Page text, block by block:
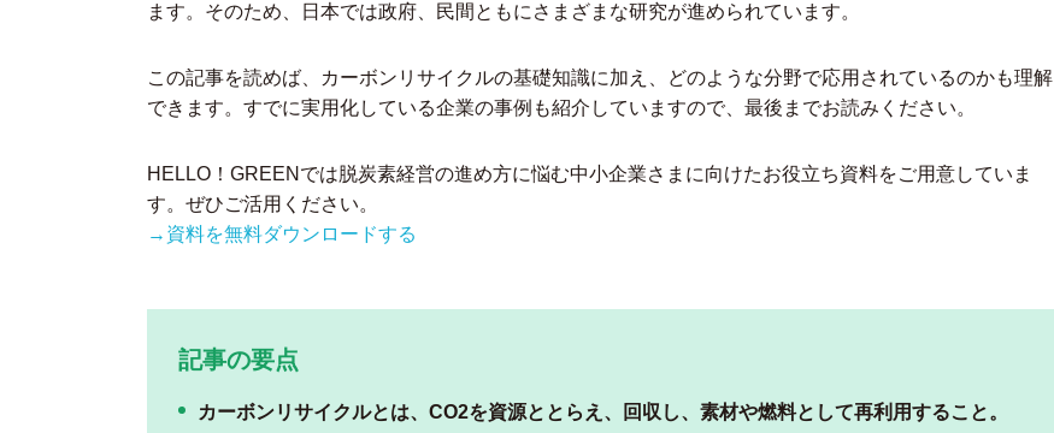
ます。そのため、日本では政府、民間ともにさまざまな研究が進められています。
この記事を読めば、カーボンリサイクルの基礎知識に加え、どのような分野で応用されているのかも理解
できます。すでに実用化している企業の事例も紹介していますので、最後までお読みください。
HELLO！GREENでは脱炭素経営の進め方に悩む中小企業さまに向けたお役立ち資料をご用意していま
す。ぜひご活用ください。
→資料を無料ダウンロードする
記事の要点
カーボンリサイクルとは、CO2を資源ととらえ、回収し、素材や燃料として再利用すること。